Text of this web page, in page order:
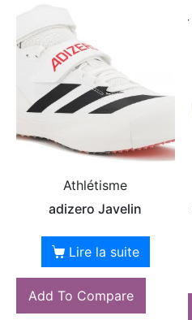
Athlétisme
adizero Javelin
Lire la suite
Add To Compare